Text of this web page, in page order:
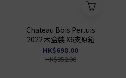
Chateau Bois Pertuis
2022 木盒裝 X6支原箱
HK$698.00
HK$852.00